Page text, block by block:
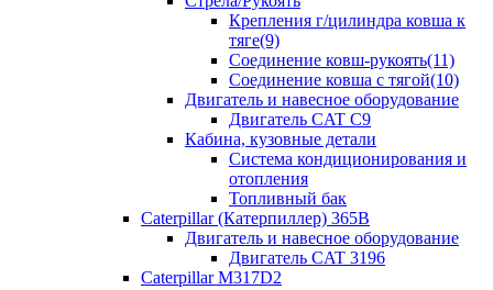
Крепления г/цилиндра ковша к
тяге(9)
Соединение ковш-рукоять(11)
Соединение ковша с тягой(10)
Двигатель и навесное оборудование
Двигатель CAT C9
Кабина, кузовные детали
Система кондиционирования и
отопления
Топливный бак
Caterpillar (Катерпиллер) 365B
Двигатель и навесное оборудование
Двигатель CAT 3196
Caterpillar M317D2